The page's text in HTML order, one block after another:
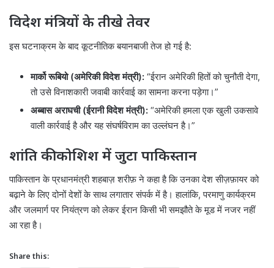
विदेश मंत्रियों के तीखे तेवर
इस घटनाक्रम के बाद कूटनीतिक बयानबाजी तेज हो गई है:
मार्को रूबियो (अमेरिकी विदेश मंत्री): “ईरान अमेरिकी हितों को चुनौती देगा,
तो उसे विनाशकारी जवाबी कार्रवाई का सामना करना पड़ेगा।”
अब्बास अराघची (ईरानी विदेश मंत्री): “अमेरिकी हमला एक खुली उकसावे
वाली कार्रवाई है और यह संघर्षविराम का उल्लंघन है।”
शांति की कोशिश में जुटा पाकिस्तान
पाकिस्तान के प्रधानमंत्री शहबाज़ शरीफ़ ने कहा है कि उनका देश सीज़फ़ायर को
बढ़ाने के लिए दोनों देशों के साथ लगातार संपर्क में है। हालांकि, परमाणु कार्यक्रम
और जलमार्ग पर नियंत्रण को लेकर ईरान किसी भी समझौते के मूड में नजर नहीं
आ रहा है।
Share this: